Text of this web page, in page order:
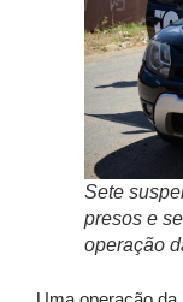
Sete
presos e
operação